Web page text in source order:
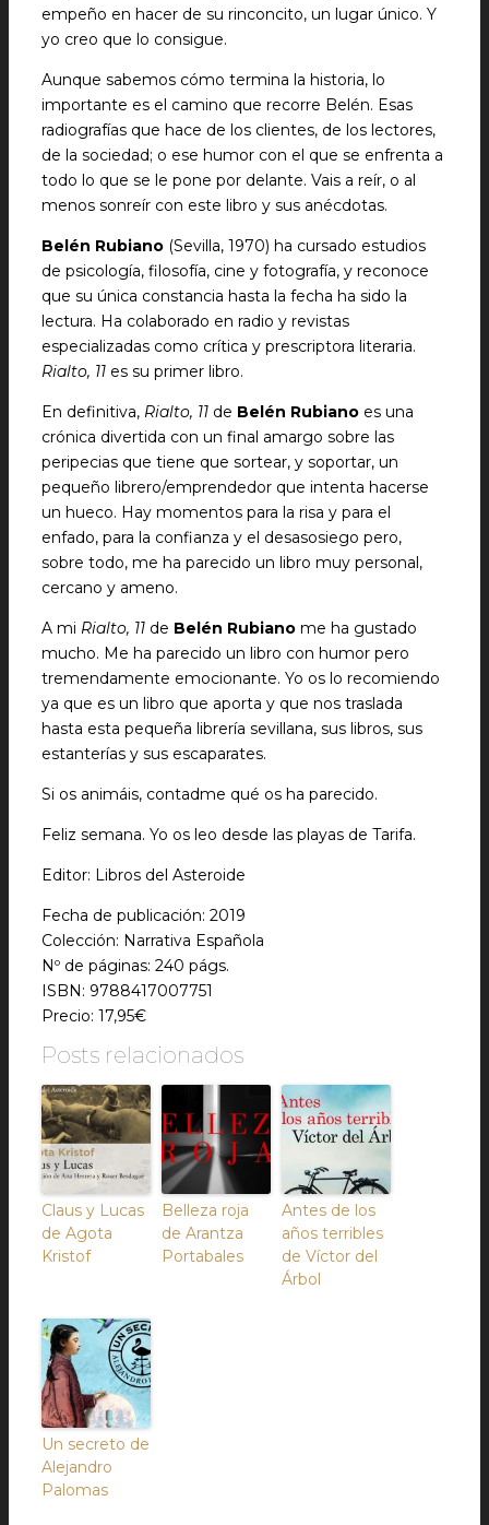
empeño en hacer de su rinconcito, un lugar único. Y
yo creo que lo consigue.
Aunque sabemos cómo termina la historia, lo
importante es el camino que recorre Belén. Esas
radiografías que hace de los clientes, de los lectores,
de la sociedad; o ese humor con el que se enfrenta a
todo lo que se le pone por delante. Vais a reír, o al
menos sonreír con este libro y sus anécdotas.
Belén Rubiano (Sevilla, 1970) ha cursado estudios
de psicología, filosofía, cine y fotografía, y reconoce
que su única constancia hasta la fecha ha sido la
lectura. Ha colaborado en radio y revistas
especializadas como crítica y prescriptora literaria.
Rialto, 11 es su primer libro.
En definitiva, Rialto, 11 de Belén Rubiano es una
crónica divertida con un final amargo sobre las
peripecias que tiene que sortear, y soportar, un
pequeño librero/emprendedor que intenta hacerse
un hueco. Hay momentos para la risa y para el
enfado, para la confianza y el desasosiego pero,
sobre todo, me ha parecido un libro muy personal,
cercano y ameno.
A mi Rialto, 11 de Belén Rubiano me ha gustado
mucho. Me ha parecido un libro con humor pero
tremendamente emocionante. Yo os lo recomiendo
ya que es un libro que aporta y que nos traslada
hasta esta pequeña librería sevillana, sus libros, sus
estanterías y sus escaparates.
Si os animáis, contadme qué os ha parecido.
Feliz semana. Yo os leo desde las playas de Tarifa.
Editor: Libros del Asteroide
Fecha de publicación: 2019
Colección: Narrativa Española
Nº de páginas: 240 págs.
ISBN: 9788417007751
Precio: 17,95€
Posts relacionados
Claus y Lucas
de Agota
Kristof
Belleza roja
de Arantza
Portabales
Antes de los
años terribles
de Víctor del
Árbol
Un secreto de
Alejandro
Palomas